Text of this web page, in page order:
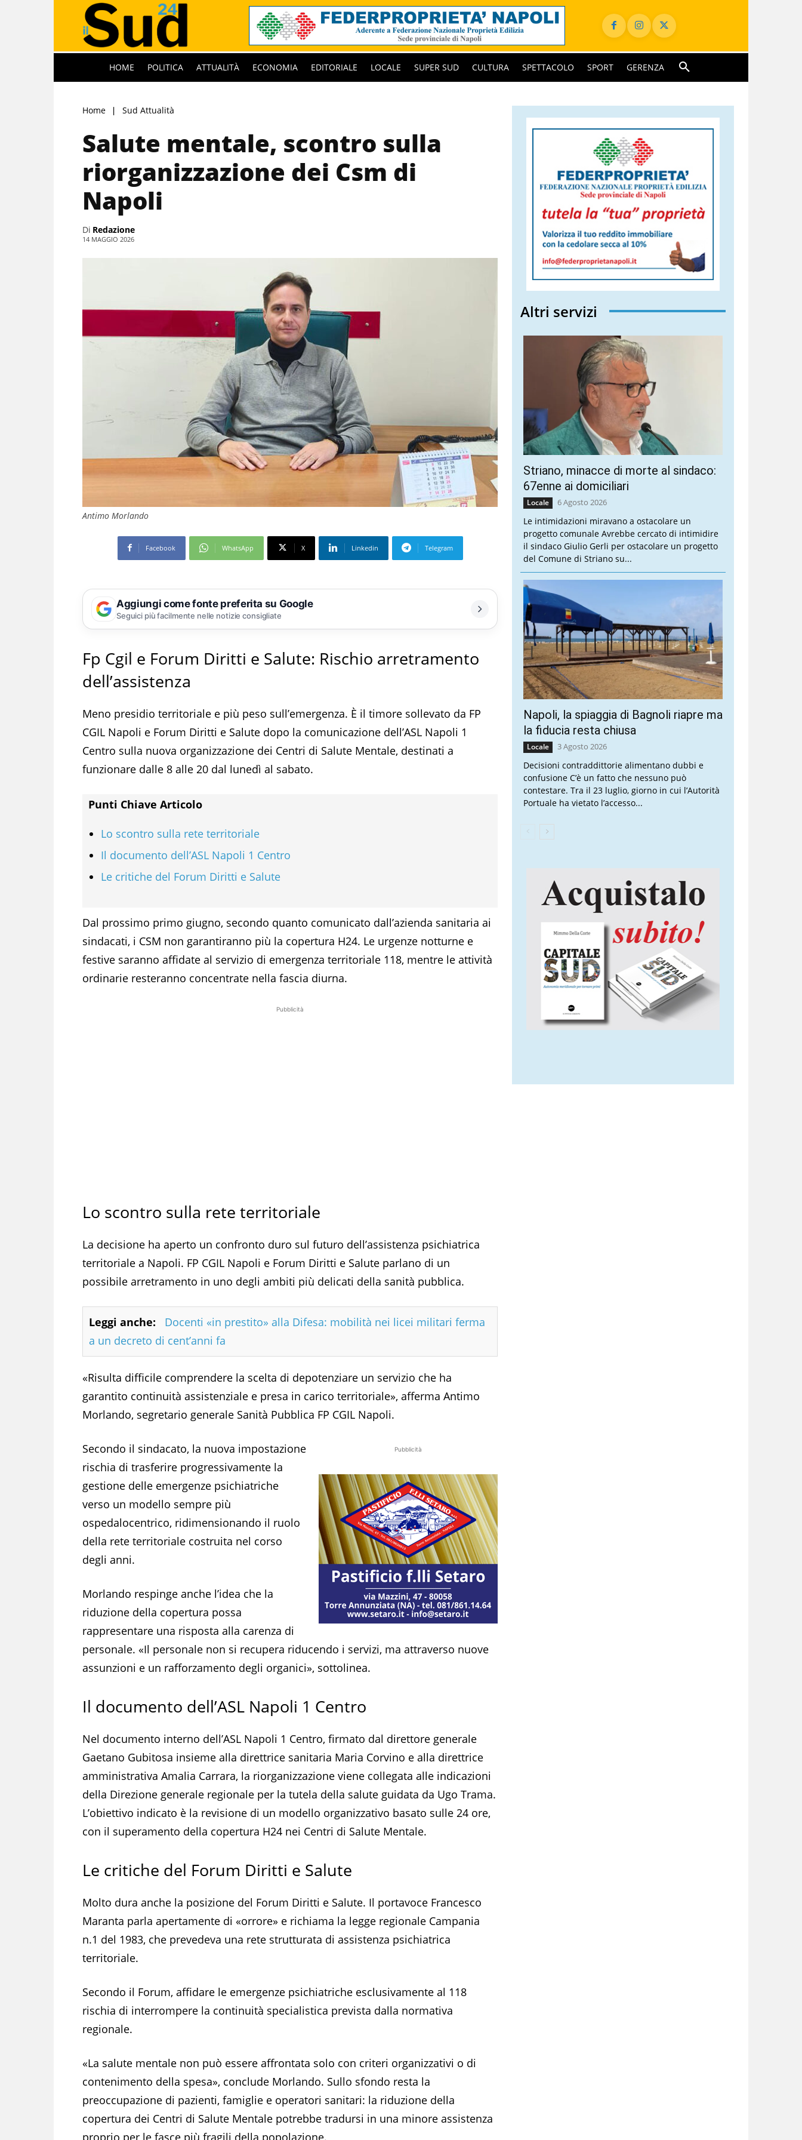
HOME POLITICA ATTUALITÀ ECONOMIA EDITORIALE LOCALE SUPER SUD CULTURA SPETTACOLO SPORT GERENZA
Home Sud Attualità
Salute mentale, scontro sulla
riorganizzazione dei Csm di
Napoli
Di Redazione
14 MAGGIO 2026
Antimo Morlando
Facebook WhatsApp X Linkedin Telegram
Aggiungi come fonte preferita su Google
Seguici più facilmente nelle notizie consigliate
Fp Cgil e Forum Diritti e Salute: Rischio arretramento
dell’assistenza
Meno presidio territoriale e più peso sull’emergenza. È il timore sollevato da FP
CGIL Napoli e Forum Diritti e Salute dopo la comunicazione dell’ASL Napoli 1
Centro sulla nuova organizzazione dei Centri di Salute Mentale, destinati a
funzionare dalle 8 alle 20 dal lunedì al sabato.
Punti Chiave Articolo
Lo scontro sulla rete territoriale
Il documento dell’ASL Napoli 1 Centro
Le critiche del Forum Diritti e Salute
Dal prossimo primo giugno, secondo quanto comunicato dall’azienda sanitaria ai
sindacati, i CSM non garantiranno più la copertura H24. Le urgenze notturne e
festive saranno affidate al servizio di emergenza territoriale 118, mentre le attività
ordinarie resteranno concentrate nella fascia diurna.
Pubblicità
Lo scontro sulla rete territoriale
La decisione ha aperto un confronto duro sul futuro dell’assistenza psichiatrica
territoriale a Napoli. FP CGIL Napoli e Forum Diritti e Salute parlano di un
possibile arretramento in uno degli ambiti più delicati della sanità pubblica.
Leggi anche:
Docenti «in prestito» alla Difesa: mobilità nei licei militari ferma
a un decreto di cent’anni fa
«Risulta difficile comprendere la scelta di depotenziare un servizio che ha
garantito continuità assistenziale e presa in carico territoriale», afferma Antimo
Morlando, segretario generale Sanità Pubblica FP CGIL Napoli.
Pubblicità
Secondo il sindacato, la nuova impostazione
rischia di trasferire progressivamente la
gestione delle emergenze psichiatriche
verso un modello sempre più
ospedalocentrico, ridimensionando il ruolo
della rete territoriale costruita nel corso
degli anni.
Morlando respinge anche l’idea che la
riduzione della copertura possa
rappresentare una risposta alla carenza di
personale. «Il personale non si recupera riducendo i servizi, ma attraverso nuove
assunzioni e un rafforzamento degli organici», sottolinea.
Il documento dell’ASL Napoli 1 Centro
Nel documento interno dell’ASL Napoli 1 Centro, firmato dal direttore generale
Gaetano Gubitosa insieme alla direttrice sanitaria Maria Corvino e alla direttrice
amministrativa Amalia Carrara, la riorganizzazione viene collegata alle indicazioni
della Direzione generale regionale per la tutela della salute guidata da Ugo Trama.
L’obiettivo indicato è la revisione di un modello organizzativo basato sulle 24 ore,
con il superamento della copertura H24 nei Centri di Salute Mentale.
Le critiche del Forum Diritti e Salute
Molto dura anche la posizione del Forum Diritti e Salute. Il portavoce Francesco
Maranta parla apertamente di «orrore» e richiama la legge regionale Campania
n.1 del 1983, che prevedeva una rete strutturata di assistenza psichiatrica
territoriale.
Secondo il Forum, affidare le emergenze psichiatriche esclusivamente al 118
rischia di interrompere la continuità specialistica prevista dalla normativa
regionale.
«La salute mentale non può essere affrontata solo con criteri organizzativi o di
contenimento della spesa», conclude Morlando. Sullo sfondo resta la
preoccupazione di pazienti, famiglie e operatori sanitari: la riduzione della
copertura dei Centri di Salute Mentale potrebbe tradursi in una minore assistenza
proprio per le fasce più fragili della popolazione.
Altri servizi
Striano, minacce di morte al sindaco:
67enne ai domiciliari
Locale 6 Agosto 2026
Le intimidazioni miravano a ostacolare un
progetto comunale Avrebbe cercato di intimidire
il sindaco Giulio Gerli per ostacolare un progetto
del Comune di Striano su...
Napoli, la spiaggia di Bagnoli riapre ma
la fiducia resta chiusa
Locale 3 Agosto 2026
Decisioni contraddittorie alimentano dubbi e
confusione C’è un fatto che nessuno può
contestare. Tra il 23 luglio, giorno in cui l’Autorità
Portuale ha vietato l’accesso...